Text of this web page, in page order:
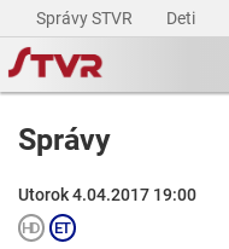
Správy STVR Deti
Správy
Utorok 4.04.2017 19:00